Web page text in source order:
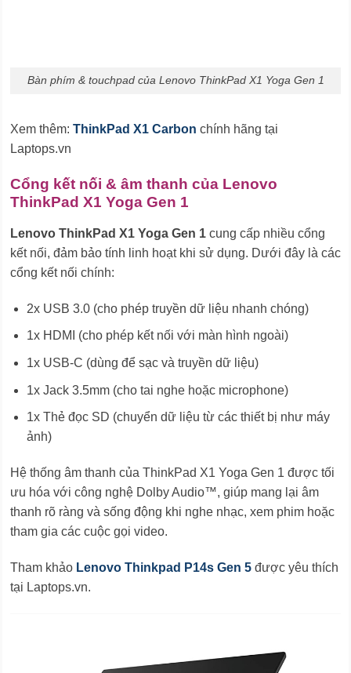
Bàn phím & touchpad của Lenovo ThinkPad X1 Yoga Gen 1
Xem thêm: ThinkPad X1 Carbon chính hãng tại
Laptops.vn
Cổng kết nối & âm thanh của Lenovo
ThinkPad X1 Yoga Gen 1
Lenovo ThinkPad X1 Yoga Gen 1 cung cấp nhiều cổng
kết nối, đảm bảo tính linh hoạt khi sử dụng. Dưới đây là các
cổng kết nối chính:
2x USB 3.0 (cho phép truyền dữ liệu nhanh chóng)
1x HDMI (cho phép kết nối với màn hình ngoài)
1x USB-C (dùng để sạc và truyền dữ liệu)
1x Jack 3.5mm (cho tai nghe hoặc microphone)
1x Thẻ đọc SD (chuyển dữ liệu từ các thiết bị như máy
ảnh)
Hệ thống âm thanh của ThinkPad X1 Yoga Gen 1 được tối
ưu hóa với công nghệ Dolby Audio™, giúp mang lại âm
thanh rõ ràng và sống động khi nghe nhạc, xem phim hoặc
tham gia các cuộc gọi video.
Tham khảo Lenovo Thinkpad P14s Gen 5 được yêu thích
tại Laptops.vn.